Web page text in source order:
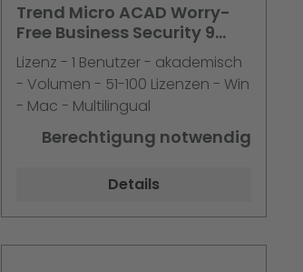
Trend Micro ACAD Worry-
Free Business Security 9
Standard 51-100 Liz. + 1J.
Maint. 5er Schr.
Lizenz - 1 Benutzer - akademisch
- Volumen - 51-100 Lizenzen - Win
- Mac - Multilingual
Berechtigung notwendig
Details